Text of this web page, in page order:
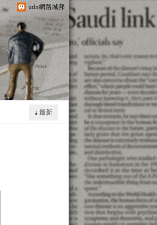
udn網路城邦
最新